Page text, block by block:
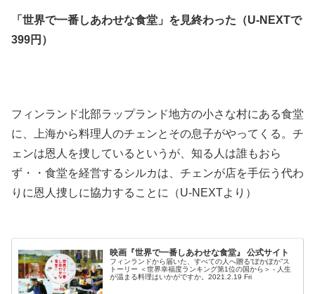
「世界で一番しあわせな食堂」を見終わった（U-NEXTで
399円）
フィンランド北部ラップランド地方の小さな村にある食堂
に、上海から料理人のチェンとその息子がやってくる。チ
ェンは恩人を捜しているというが、知る人は誰もおら
ず・・食堂を経営するシルカは、チェンが店を手伝う代わ
りに恩人捜しに協力することに（U-NEXTより）
映画『世界で一番しあわせな食堂』 公式サイト
フィンランドから届いた、すべての人へ贈る“ぽかぽか”ス
トーリー ＜世界幸福度ランキング第1位の国から＞ - 人生
が温まる料理はいかがですか。2021.2.19 Fri